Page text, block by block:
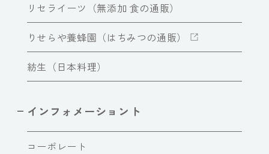
リセライーツ（無添加 食の通販）
りせらや養蜂園（はちみつの通販）
紡生（日本料理）
インフォメーショント
コーポレート